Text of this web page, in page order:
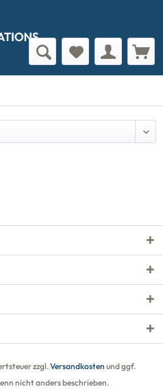
zzgl.Versandkosten und ggf.
nicht anders beschrieben.